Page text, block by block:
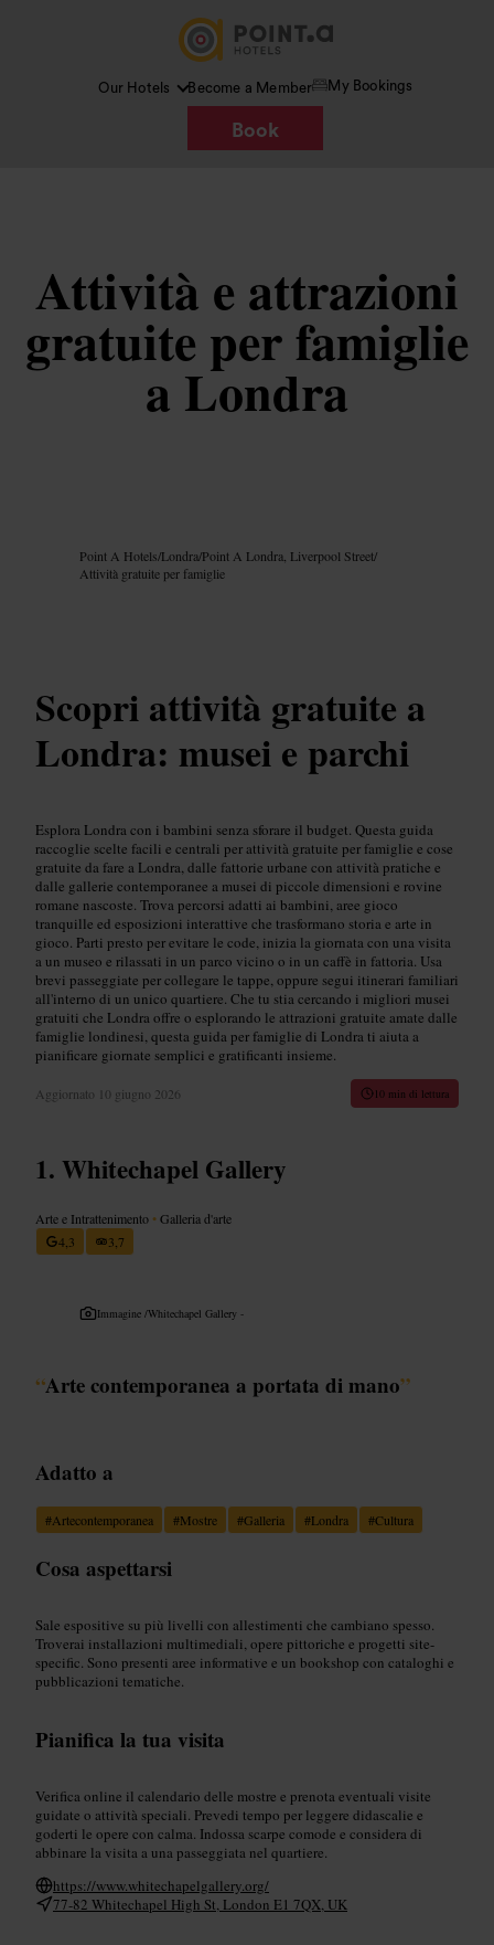
Our Hotels Become a Member My Bookings
Book
Attività e attrazioni
gratuite per famiglie
a Londra
Point A Hotels/Londra/Point A Londra, Liverpool Street/
Attività gratuite per famiglie
Scopri attività gratuite a
Londra: musei e parchi
Esplora Londra con i bambini senza sforare il budget. Questa guida
raccoglie scelte facili e centrali per attività gratuite per famiglie e cose
gratuite da fare a Londra, dalle fattorie urbane con attività pratiche e
dalle gallerie contemporanee a musei di piccole dimensioni e rovine
romane nascoste. Trova percorsi adatti ai bambini, aree gioco
tranquille ed esposizioni interattive che trasformano storia e arte in
gioco. Parti presto per evitare le code, inizia la giornata con una visita
a un museo e rilassati in un parco vicino o in un caffè in fattoria. Usa
brevi passeggiate per collegare le tappe, oppure segui itinerari familiari
all'interno di un unico quartiere. Che tu stia cercando i migliori musei
gratuiti che Londra offre o esplorando le attrazioni gratuite amate dalle
famiglie londinesi, questa guida per famiglie di Londra ti aiuta a
pianificare giornate semplici e gratificanti insieme.
Aggiornato 10 giugno 2026 10 min di lettura
Whitechapel Gallery
Arte e Intrattenimento •Galleria d'arte
4,3
3,7
Immagine /Whitechapel Gallery -
“Arte contemporanea a portata di mano”
Adatto a
#Artecontemporanea #Mostre #Galleria #Londra #Cultura
Cosa aspettarsi
Sale espositive su più livelli con allestimenti che cambiano spesso.
Troverai installazioni multimediali, opere pittoriche e progetti site-
specific. Sono presenti aree informative e un bookshop con cataloghi e
pubblicazioni tematiche.
Pianifica la tua visita
Verifica online il calendario delle mostre e prenota eventuali visite
guidate o attività speciali. Prevedi tempo per leggere didascalie e
goderti le opere con calma. Indossa scarpe comode e considera di
abbinare la visita a una passeggiata nel quartiere.
https://www.whitechapelgallery.org/
77-82 Whitechapel High St, London E1 7QX, UK